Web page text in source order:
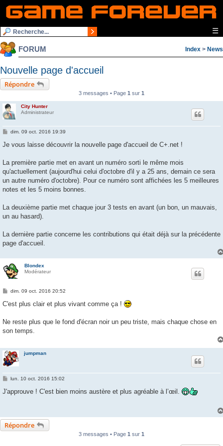
☰
FORUM Index > News
Nouvelle page d'accueil
Répondre
3 messages • Page 1 sur 1
City Hunter
Administrateur
M
s
g
dim. 09 oct. 2016 19:39
Je vous laisse découvrir la nouvelle page d'accueil de C+.net !
La première partie met en avant un numéro sorti le même mois
qu'actuellement (aujourd'hui celui d'octobre d'il y a 25 ans, demain ce sera
un autre numéro d'octobre). Pour ce numéro sont affichées les 5 meilleures
notes et les 5 moins bonnes.
La deuxième partie met chaque jour 3 tests en avant (un bon, un mauvais,
un au hasard).
La dernière partie concerne les contributions qui était déjà sur la précédente
page d'accueil.
Blondex
Modérateur
M
s
g
dim. 09 oct. 2016 20:52
C'est plus clair et plus vivant comme ça !
Ne reste plus que le fond d'écran noir un peu triste, mais chaque chose en
son temps.
jumpman
M
s
s
lun. 10 oct. 2016 15:02
J'approuve ! C'est bien moins austère et plus agréable à l’œil.
Répondre
3 messages • Page 1 sur 1